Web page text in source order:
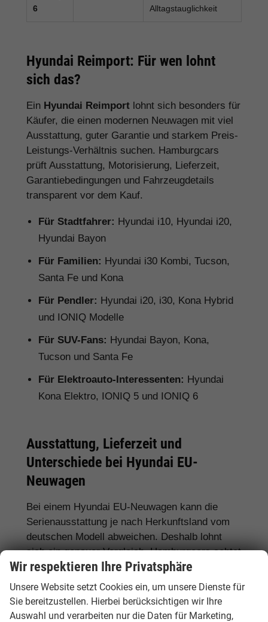
6
Alltagstauglichkeit
Hyundai Reimport: Für wen lohnt
sich das?
Ein Hyundai Reimport lohnt sich besonders für
Käufer, die einen modernen Neuwagen mit viel
Ausstattung, guter Garantie und starkem Preis-
Leistungs-Verhältnis suchen. Hamburgcars
prüft Ausstattung, Motorisierung, Lieferzeit,
Garantiebedingungen und Fahrzeugdetails
transparent vor dem Kauf.
Für Stadtfahrer: Hyundai i10, Hyundai i20,
Hyundai Bayon
Für Familien: Hyundai i30 Kombi, Tucson,
Santa Fe und Kona
Für Pendler: Hyundai i20, i30, Kona Hybrid
und IONIQ Modelle
Für SUV-Fans: Hyundai Bayon, Kona,
Tucson und Santa Fe
Für Elektroauto-Interessenten: Hyundai
Kona Elektro, IONIQ 5 und IONIQ 6
Ausstattung, Lieferzeit und
Unterschiede bei Hyundai EU-
Neuwagen
Bei einem Hyundai EU-Neuwagen kann die
Serienausstattung je nach Herkunftsland vom
deutschen Modell abweichen. Deshalb lohnt
sich ein genauer Vergleich. Hamburgcars achtet
für Sie auf wichtige Details wie Motorisierung,
Hybridantrieb, Batteriegröße, Ausstattungslinie,
Assistenzsysteme, Lieferzeit, Garantie und
Fahrzeugdokumente.
Wir respektieren Ihre Privatsphäre
Unsere Website setzt Cookies ein, um unsere Dienste für
Sie bereitzustellen. Hierbei berücksichtigen wir Ihre
Auswahl und verarbeiten nur die Daten für Marketing,